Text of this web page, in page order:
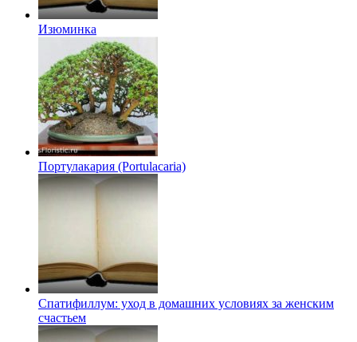
Изюминка
Портулакария (Portulacaria)
Спатифиллум: уход в домашних условиях за женским
счастьем